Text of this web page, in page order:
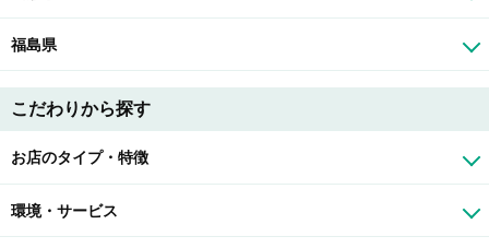
福島県
こだわりから探す
お店のタイプ・特徴
環境・サービス